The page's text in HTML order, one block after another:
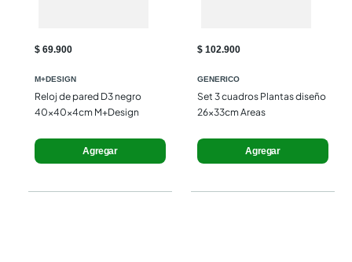
$ 69.900
M+DESIGN
Reloj de pared D3 negro
40x40x4cm M+Design
Agregar
$ 102.900
GENERICO
Set 3 cuadros Plantas diseño
26x33cm Areas
Agregar